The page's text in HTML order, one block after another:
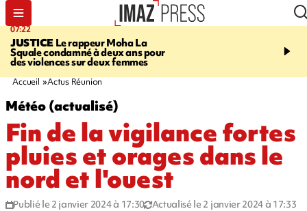
07:22
JUSTICE Le rappeur Moha La
Squale condamné à deux ans pour
des violences sur deux femmes
10:46
décède en juillet, 18
Accueil Actus Réunion
Météo (actualisé)
Fin de la vigilance fortes
pluies et orages dans le
nord et l'ouest
Publié le 2 janvier 2024 à 17:30 Actualisé le 2 janvier 2024 à 17:33